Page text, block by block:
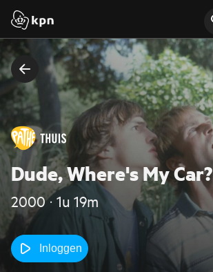
Dude, Where's My Car?
2000 ‧ 1u 19m
Inloggen